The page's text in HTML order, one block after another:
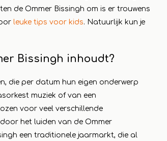
de Ommer Bissingh om is er trouwens
leuke tips voor kids. Natuurlijk kun je
Bissingh inhoudt?
die per datum hun eigen onderwerp
muziek of van een
voor veel verschillende
het luiden van de Ommer
een traditionele jaarmarkt, die al